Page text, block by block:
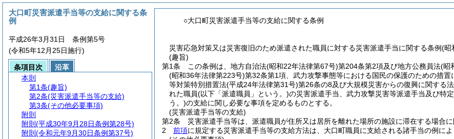
○大口町災害派遣手当等の支給に関する条例
災害応急対策又は災害復旧のため派遣された職員に対する災害派遣手当に関する条例(昭
(趣旨)
第1条
この条例は、地方自治法(昭和22年法律第67号)第204条第2項及び地方公務員法(昭
(昭和36年法律第223号)第32条第1項、武力攻撃事態等における国民の保護のための措置
等対策特別措置法(平成24年法律第31号)第26条の8及び大規模災害からの復興に関する
れた職員(以下「派遣職員」という。)の災害派遣手当、武力攻撃災害等派遣手当及び特
う。)の支給に関し必要な事項を定めるものとする。
(災害派遣手当等の支給)
第2条
災害派遣手当等は、派遣職員が住所又は居所を離れた場所の施設に滞在する場合に
2
前項に規定する災害派遣手当等の支給方法は、大口町職員に支給される諸手当の例によ
大口町災害派遣手当等の支給に関する条
例
平成26年3月31日 条例第5号
(令和5年12月25日施行)
条項目次
沿革
本則
第1条(趣旨)
第2条(災害派遣手当等の支給)
第3条(その他必要事項)
附則
附則 (平成30年9月28日条例第28号)
附則 (令和元年9月30日条例第37号)